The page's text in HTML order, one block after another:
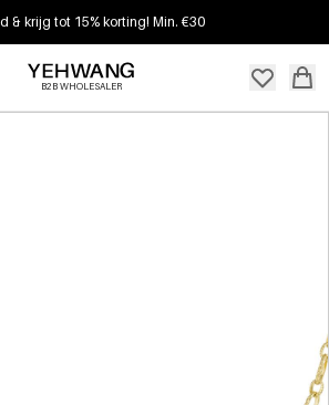
& krijg tot 15% korting! Min. €30
B2B WHOLESALER